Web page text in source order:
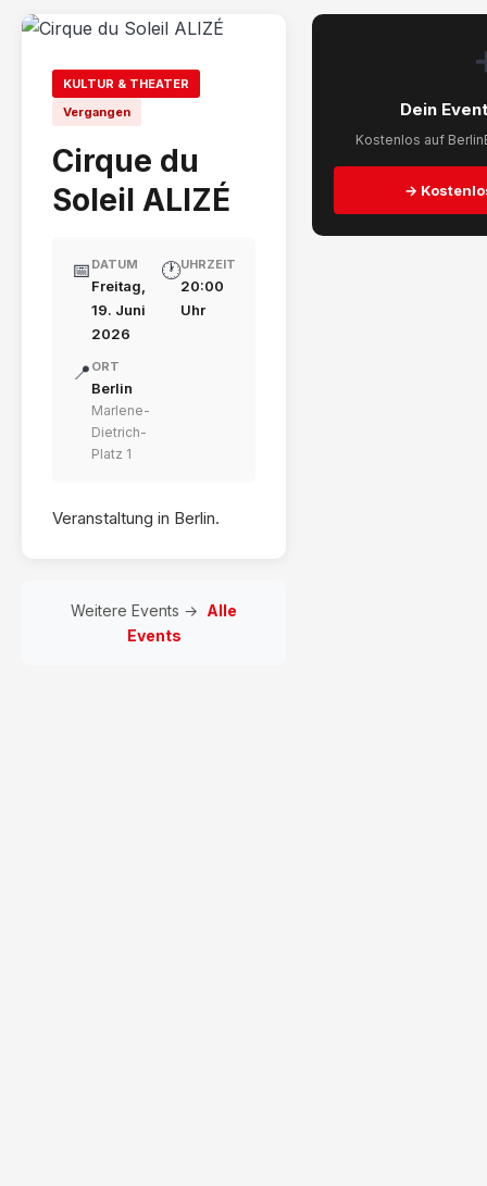
KULTUR & THEATER
Vergangen
Cirque du
Soleil ALIZÉ
📅 DATUM
Freitag,
19. Juni
2026
🕐UHRZEIT
20:00
Uhr
📍 ORT
Berlin
Marlene-
Dietrich-
Platz 1
Veranstaltung in Berlin.
Weitere Events → Alle
Events
Dein
Kostenlos auf
→